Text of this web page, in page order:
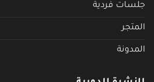
جلسات فردية
المتجر
المدونة